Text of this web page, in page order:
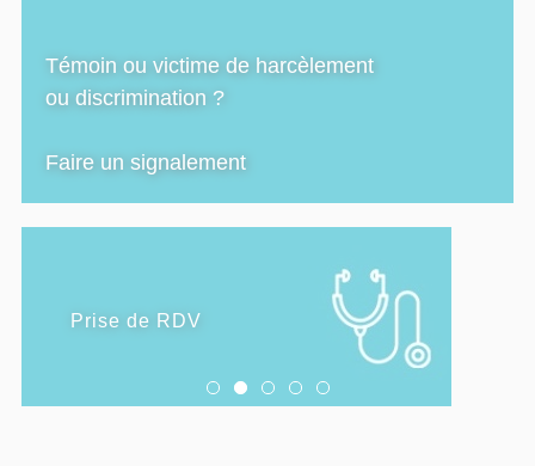
Témoin ou victime de harcèlement
ou discrimination ?
Faire un signalement
SANTÉ
Prise de RDV
Consulter un psychologue
Santé sexuelle
Forme et santé diététique